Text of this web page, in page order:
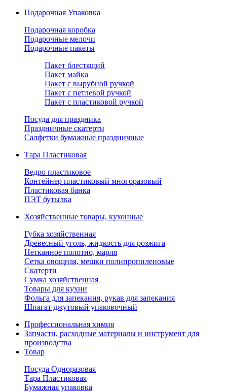
Подарочная Упаковка
Подарочная коробка
Подарочные мелочи
Подарочные пакеты
Пакет блестящий
Пакет майка
Пакет с вырубной ручкой
Пакет с петлевой ручкой
Пакет с пластиковой ручкой
Посуда для праздника
Праздничные скатерти
Салфетки бумажные праздничные
Тара Пластиковая
Ведро пластиковое
Контейнер пластиковый многоразовый
Пластиковая банка
ПЭТ бутылка
Хозяйственные товары, кухонные
Губка хозяйственная
Древесный уголь, жидкость для розжига
Нетканное полотно, марля
Сетка овощная, мешки полипропиленовые
Скатерти
Сумка хозяйственная
Товары для кухни
Фольга для запекания, рукав для запекания
Шпагат джутовый упаковочный
Профессиональная химия
Запчасти, расходные материалы и инструмент для
производства
Товар
Посуда Одноразовая
Тара Пластиковая
Бумажная упаковка